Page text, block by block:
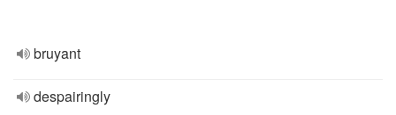
bruyant
despairingly